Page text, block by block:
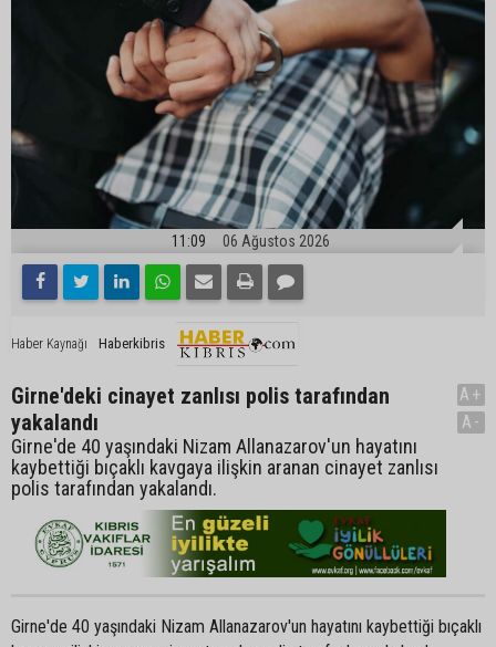
11:09 06 Ağustos 2026
Haber Kaynağı Haberkibris
Girne'deki cinayet zanlısı polis tarafından
yakalandı
Girne'de 40 yaşındaki Nizam Allanazarov'un hayatını
kaybettiği bıçaklı kavgaya ilişkin aranan cinayet zanlısı
polis tarafından yakalandı.
A+
A-
Girne'de 40 yaşındaki Nizam Allanazarov'un hayatını kaybettiği bıçaklı